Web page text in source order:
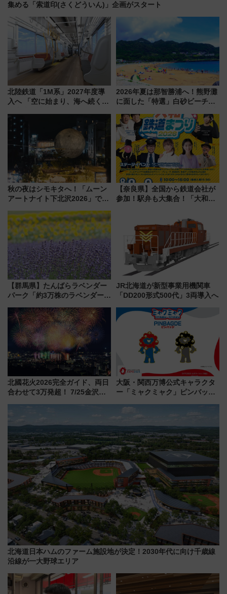
集める「索道印(さくどういん)」企画がスタート
北陸鉄道「1M系」2027年度導
入へ 「空に始まり、海へ続く」
神秘的なデザイン
2026年夏は那智勝浦へ！熊野灘
に面した「特選」白砂ビーチは
会」は8月11日開催！
秋の夜はシモキタへ！「ムーン
アートナイト下北沢2026」でイ
を満喫しよう
【奈良県】全国から鉄道会社が
参加！駅弁も大集合！「大和鉄
【群馬県】たんばらラベンダー
パーク「約3万株のラベンダー」
で都心から約1時間半で夏の絶景
を！
JR北海道が新型事業用機関車
「DD200形式500代」3両導入へ
北國花火2026完全ガイド、両日
合わせて3万発超！ 7/25金沢大
大阪・関西万博公式キャラクタ
ー「ミャクミャク」ピンバッジ
北海道日本ハムのファーム施設地が決定！2030年代に向け千歳線
沿線が一大野球エリア